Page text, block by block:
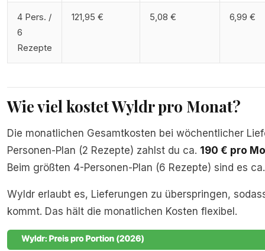
4 Pers. /
6
Rezepte
121,95 € 5,08 € 6,99 €
Wie viel kostet Wyldr pro Monat?
Die monatlichen Gesamtkosten bei wöchentlicher
Personen-Plan (2 Rezepte) zahlst du ca. 190 € pro
Beim größten 4-Personen-Plan (6 Rezepte) sind es
Wyldr erlaubt es, Lieferungen zu überspringen,
kommt. Das hält die monatlichen Kosten flexibel.